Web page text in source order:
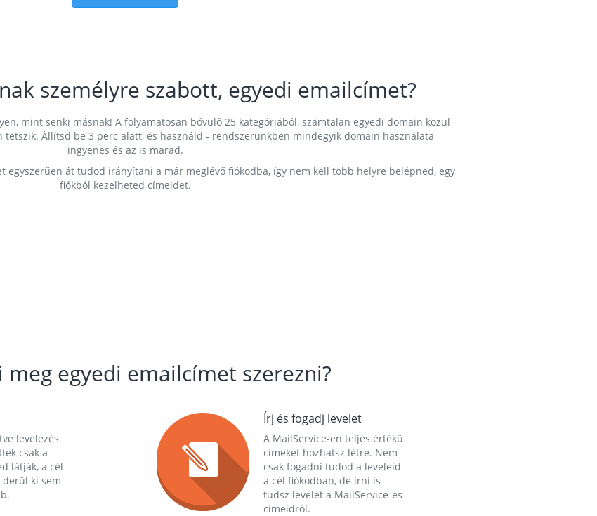
személyre szabott, egyedi emailcímet?
mint senki másnak! A folyamatosan bővülő 25 kategóriából, számtalan egyedi domain közül
tetszik. Állítsd be 3 perc alatt, és használd - rendszerünkben mindegyik domain használata
ingyenes és az is marad.
egyszerűen át tudod irányítani a már meglévő fiókodba, így nem kell több helyre belépned, egy
fiókból kezelheted címeidet.
egyedi emailcímet szerezni?
levelezés
csak a
látják, a cél
ki sem
Írj és fogadj levelet
A MailService-en teljes értékű
címeket hozhatsz létre. Nem
csak fogadni tudod a leveleid
a cél fiókodban, de írni is
tudsz levelet a MailService-es
címeidről.